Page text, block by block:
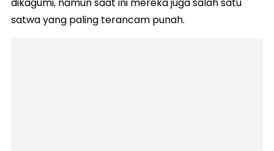
satwa yang paling terancam punah.